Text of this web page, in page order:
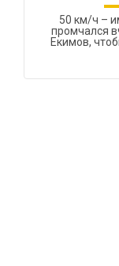
50 км/ч –
промчался
Екимов,